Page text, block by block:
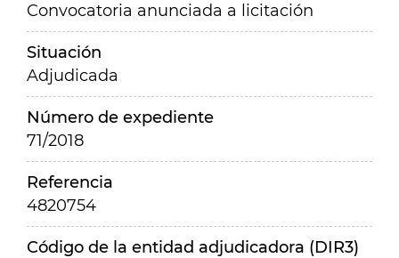
Convocatoria anunciada a licitación
Situación
Adjudicada
Número de expediente
71/2018
Referencia
4820754
Código de la entidad adjudicadora (DIR3)